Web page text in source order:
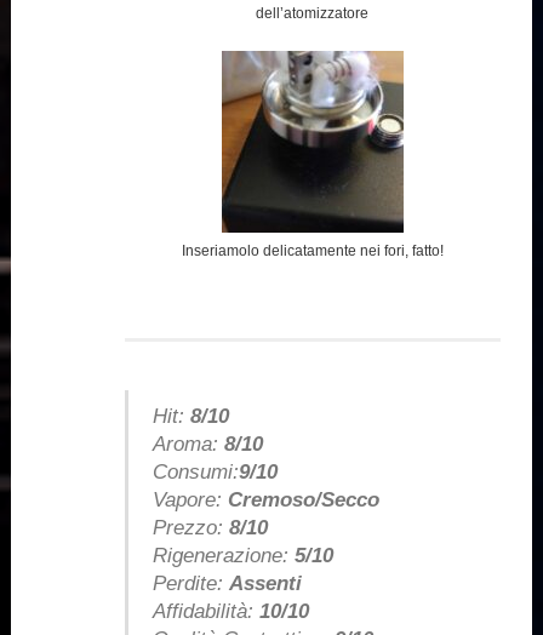
dell’atomizzatore
Inseriamolo delicatamente nei fori, fatto!
Hit: 8/10
Aroma: 8/10
Consumi:9/10
Vapore: Cremoso/Secco
Prezzo: 8/10
Rigenerazione: 5/10
Perdite: Assenti
Affidabilità: 10/10